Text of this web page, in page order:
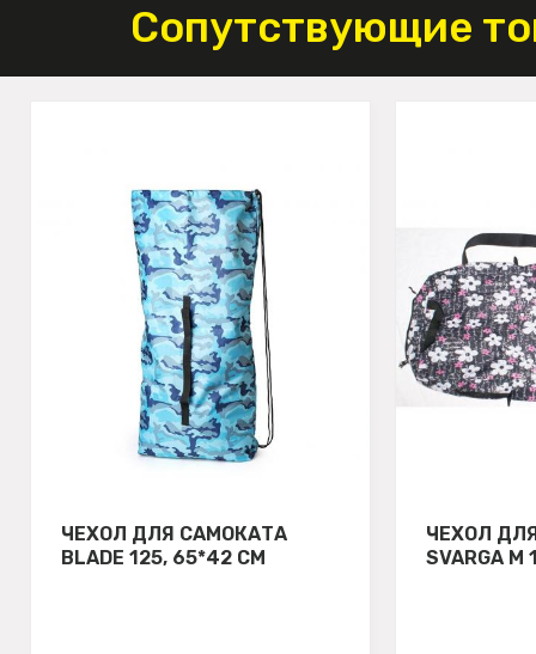
Сопутствующие
ЧЕХОЛ ДЛЯ САМОКАТА
BLADE 125, 65*42 СМ
ЧЕХОЛ
SVARGA М